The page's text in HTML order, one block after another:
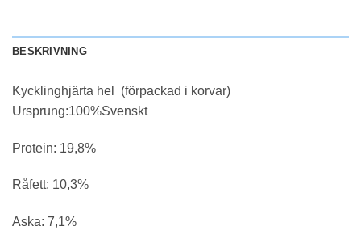
BESKRIVNING
Kycklinghjärta hel (förpackad i korvar)
Ursprung:100%Svenskt
Protein: 19,8%
Råfett: 10,3%
Aska: 7,1%